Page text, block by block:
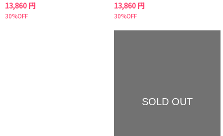
13,860 円
30%OFF
13,860 円
30%OFF
SOLD OUT